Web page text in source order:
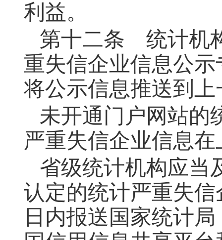
利益。
第十二条 统计机
重失信企业信息公
将公示信息推送到
未开通门户网站的
严重失信企业信息
省级统计机构应当
认定的统计严重失
日内报送国家统计